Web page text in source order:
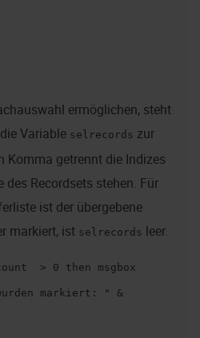
ermöglichen, steht
die Variable selrecords zur
Komma getrennt die Indizes
des Recordsets stehen. Für
ist der übergebene
markiert, ist selrecords leer.
> 0 then msgbox
markiert: " &